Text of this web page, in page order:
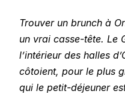
Trouver un brunch à
un vrai casse-tête. Le
l’intérieur des halles
côtoient, pour le plus
qui le petit-déjeuner